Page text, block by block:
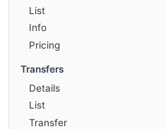
List
Info
Pricing
Transfers
Details
List
Transfer